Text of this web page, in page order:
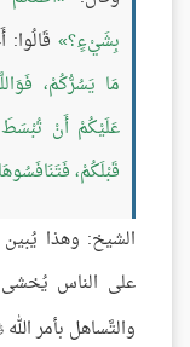
بِشَيْءٍ؟
مَا يَسُرُّكُمْ،
عَلَيْكُمْ أَنْ
قَبْلَكُمْ،
الشيخ: وهذا
على الناس يُخشى
والتَّساهل بأمر الله